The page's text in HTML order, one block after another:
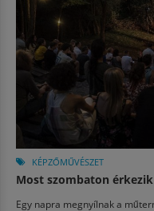
KÉPZŐMŰVÉSZET
Most szombaton
Egy napra megnyílnak a